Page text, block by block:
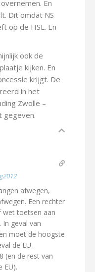
En
Dit omdat NS
op de HSL. En
ook de
kijken. En
krijgt. De
in het
Zwolle –
gegeven.
afwegen,
Een rechter
wet toetsen aan
geval van
moet de hoogste
de EU-
(en de rest van
EU).